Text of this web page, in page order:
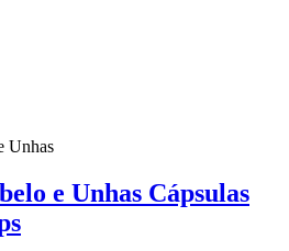
Unhas
e Unhas Cápsulas